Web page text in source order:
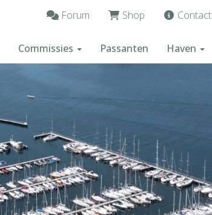
Forum Shop Contact
Commissies Passanten Haven